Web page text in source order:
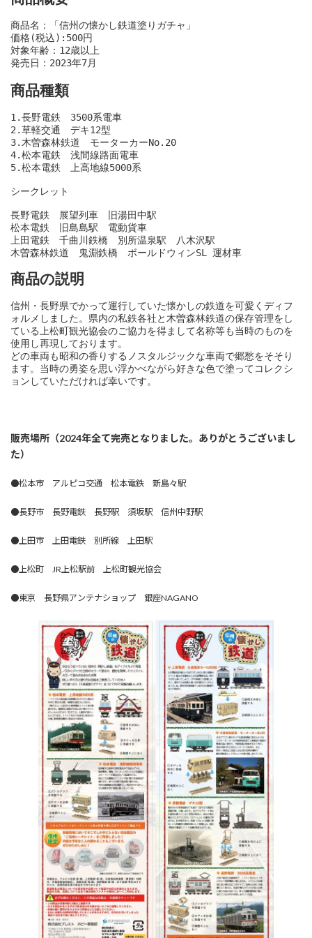
商品名：「信州の懐かし鉄道塗りガチャ」
価格(税込):500円
対象年齢：12歳以上
発売日：2023年7月
商品種類
1.長野電鉄　3500系電車
2.草軽交通　デキ12型
3.木曽森林鉄道　モーターカーNo.20
4.松本電鉄　浅間線路面電車
5.松本電鉄　上高地線5000系
シークレット
長野電鉄　展望列車　旧湯田中駅
松本電鉄　旧島島駅　電動貨車
上田電鉄　千曲川鉄橋　別所温泉駅　八木沢駅
木曽森林鉄道　鬼淵鉄橋　ボールドウィンSL 運材車
商品の説明
信州・長野県でかって運行していた懐かしの鉄道を可愛くディフ
ォルメしました。県内の私鉄各社と木曽森林鉄道の保存管理をし
ている上松町観光協会のご協力を得まして名称等も当時のものを
使用し再現しております。
どの車両も昭和の香りするノスタルジックな車両で郷愁をそそり
ます。当時の勇姿を思い浮かべながら好きな色で塗ってコレクシ
ョンしていただければ幸いです。
販売場所（2024年全て完売となりました。ありがとうございまし
た）
●松本市 アルピコ交通 松本電鉄 新島々駅
●長野市 長野電鉄 長野駅 須坂駅 信州中野駅
●上田市 上田電鉄 別所線 上田駅
●上松町 JR上松駅前 上松町観光協会
●東京 長野県アンテナショップ 銀座NAGANO